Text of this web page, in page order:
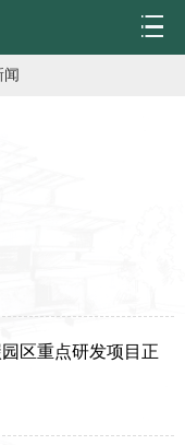
闻
区重点研发项目正